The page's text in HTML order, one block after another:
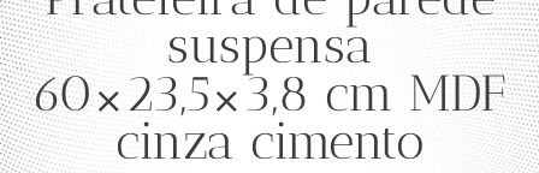
suspensa
60×23,5×3,8 cm MDF
cinza cimento